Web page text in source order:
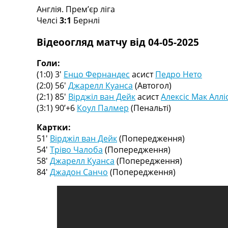
Турніри
Чемпіонат Світу
Україна. Перша Ліга
Іспанія. Ла Ліга
Ще Турніри >>>
Таблиці
Чемпіонат Світу. Турнирні таблиці
Перша Ліга
Таблиця АПЛ
Таблиця Ла Ліги
Таблиця Ліги Чемпіонів
Всі таблиці >>>
Англія. Прем’єр ліга
Челсі 3:1 Бернлі
Відеоогляд матчу від 04-05-2025
Голи:
(1:0) 3′ Енцо Фернандес асистПедро Нето
(2:0) 56′ Джарелл Куанса (Автогол)
(2:1) 85′ Вірджіл ван ДейкасистАлексіс Мак
(3:1) 90’+6 Коул Палмер (Пенальті)
Картки:
51′ Вірджіл ван Дейк(Попередження)
54′ Тріво Чалоба (Попередження)
58′ Джарелл Куанса (Попередження)
84′ Джадон Санчо (Попередження)